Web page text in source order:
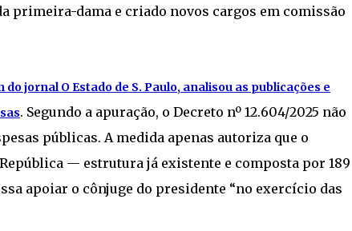
primeira-dama e criado novos cargos em comissão
jornal O Estado de S. Paulo, analisou as publicações e
. Segundo a apuração, o Decreto nº 12.604/2025 não
públicas. A medida apenas autoriza que o
— estrutura já existente e composta por 189
apoiar o cônjuge do presidente “no exercício das